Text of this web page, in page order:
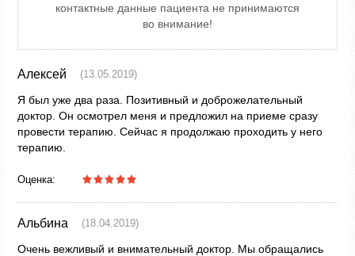
контактные данные пациента не принимаются
во внимание!
Алексей (13.05.2019)
Я был уже два раза. Позитивный и доброжелательный
доктор. Он осмотрел меня и предложил на приеме сразу
провести терапию. Сейчас я продолжаю проходить у него
терапию.
Оценка:
Альбина (18.04.2019)
Очень вежливый и внимательный доктор. Мы обращались